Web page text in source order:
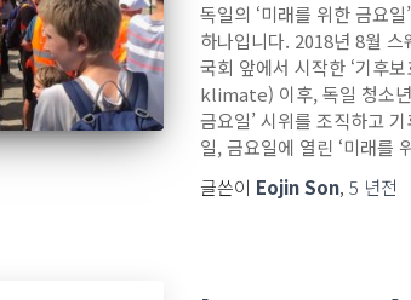
독일의 ‘미래를 위한 금요
하나입니다. 2018년 8월
국회 앞에서 시작한 ‘기후
klimate) 이후, 독일 청소
금요일’ 시위를 조직하고
일, 금요일에 열린 ‘미래를
글쓴이 Eojin Son, 5 년전